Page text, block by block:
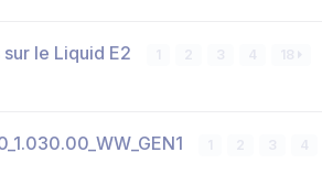
le Liquid E2